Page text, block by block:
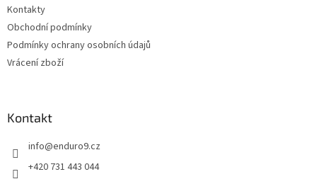
Kontakty
Obchodní podmínky
Podmínky ochrany osobních údajů
Vrácení zboží
Kontakt
info@enduro9.cz
+420 731 443 044